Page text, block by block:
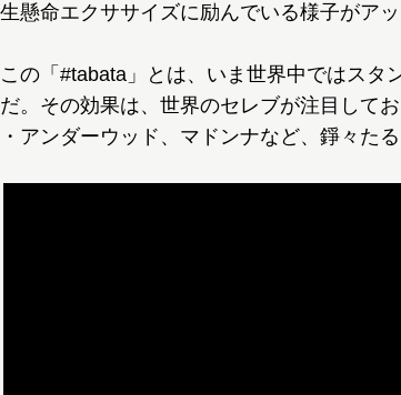
懸命エクササイズに励んでいる様子がアッ
の「#tabata」とは、いま世界中ではスタ
。その効果は、世界のセレブが注目して
アンダーウッド、マドンナなど、錚々た